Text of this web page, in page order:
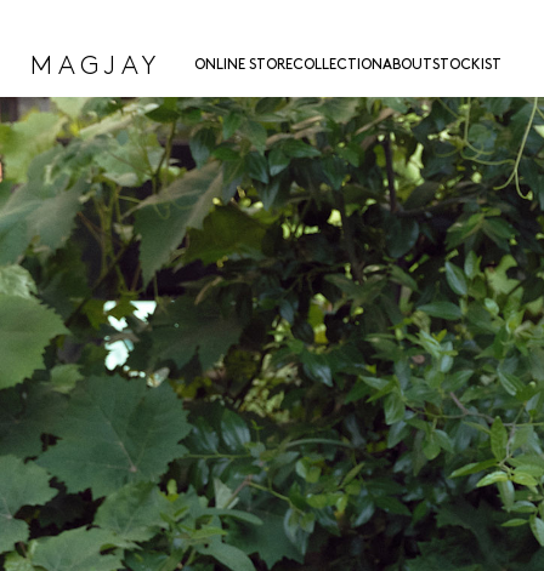
MAGJAY ONLINE STORECOLLECTIONABOUTSTOCKIST